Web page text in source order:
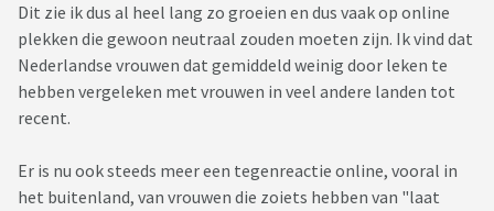
Dit zie ik dus al heel lang zo groeien en dus vaak op online
plekken die gewoon neutraal zouden moeten zijn. Ik vind dat
Nederlandse vrouwen dat gemiddeld weinig door leken te
hebben vergeleken met vrouwen in veel andere landen tot
recent.
Er is nu ook steeds meer een tegenreactie online, vooral in
het buitenland, van vrouwen die zoiets hebben van "laat